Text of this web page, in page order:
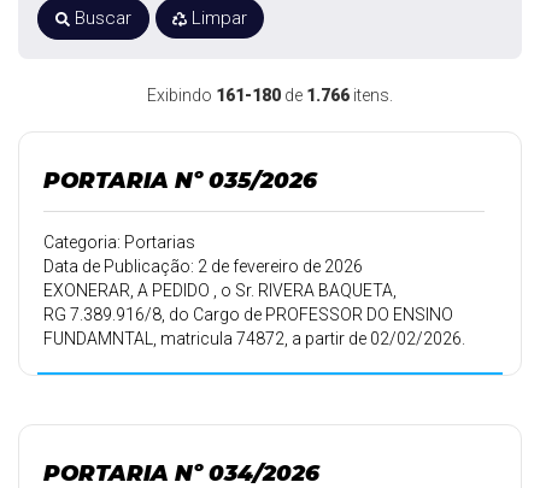
Exibindo 161-180 de 1.766 itens.
PORTARIA Nº 035/2026
Categoria: Portarias
Data de Publicação: 2 de fevereiro de 2026
EXONERAR, A PEDIDO , o Sr. RIVERA BAQUETA,
RG 7.389.916/8, do Cargo de PROFESSOR DO ENSINO
FUNDAMNTAL, matricula 74872, a partir de 02/02/2026.
PORTARIA Nº 034/2026
Buscar Limpar